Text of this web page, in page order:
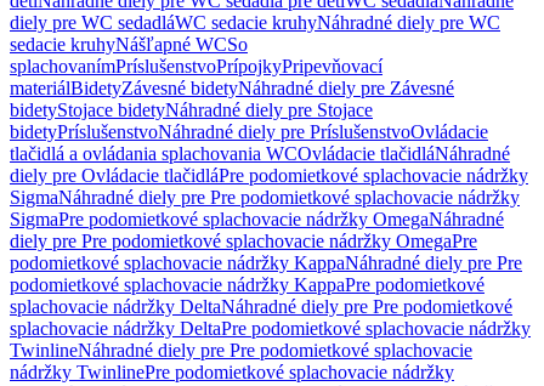
diely pre WC sedadláWC sedacie kruhyNáhradné diely pre WC
sedacie kruhyNášľapné WCSo
splachovanímPríslušenstvoPrípojkyPripevňovací
materiálBidetyZávesné bidetyNáhradné diely pre Závesné
bidetyStojace bidetyNáhradné diely pre Stojace
bidetyPríslušenstvoNáhradné diely pre PríslušenstvoOvládacie
tlačidlá a ovládania splachovania WCOvládacie tlačidláNáhradné
diely pre Ovládacie tlačidláPre podomietkové splachovacie nádržky
SigmaNáhradné diely pre Pre podomietkové splachovacie nádržky
SigmaPre podomietkové splachovacie nádržky OmegaNáhradné
diely pre Pre podomietkové splachovacie nádržky OmegaPre
podomietkové splachovacie nádržky KappaNáhradné diely pre Pre
podomietkové splachovacie nádržky KappaPre podomietkové
splachovacie nádržky DeltaNáhradné diely pre Pre podomietkové
splachovacie nádržky DeltaPre podomietkové splachovacie nádržky
TwinlineNáhradné diely pre Pre podomietkové splachovacie
nádržky TwinlinePre podomietkové splachovacie nádržky